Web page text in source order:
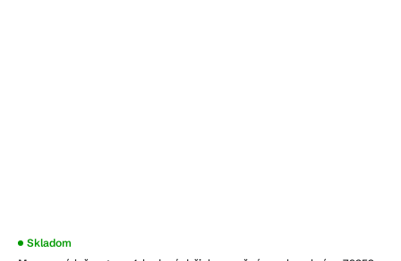
Skladom